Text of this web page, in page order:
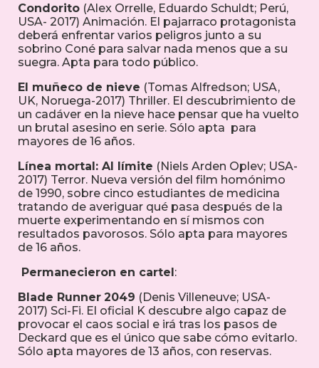
Condorito (Alex Orrelle, Eduardo Schuldt; Perú,
USA- 2017) Animación. El pajarraco protagonista
deberá enfrentar varios peligros junto a su
sobrino Coné para salvar nada menos que a su
suegra. Apta para todo público.
El muñeco de nieve (Tomas Alfredson; USA,
UK, Noruega-2017) Thriller. El descubrimiento de
un cadáver en la nieve hace pensar que ha vuelto
un brutal asesino en serie. Sólo apta para
mayores de 16 años.
Línea mortal: Al límite (Niels Arden Oplev; USA-
2017) Terror. Nueva versión del film homónimo
de 1990, sobre cinco estudiantes de medicina
tratando de averiguar qué pasa después de la
muerte experimentando en sí mismos con
resultados pavorosos. Sólo apta para mayores
de 16 años.
Permanecieron en cartel:
Blade Runner 2049 (Denis Villeneuve; USA-
2017) Sci-Fi. El oficial K descubre algo capaz de
provocar el caos social e irá tras los pasos de
Deckard que es el único que sabe cómo evitarlo.
Sólo apta mayores de 13 años, con reservas.